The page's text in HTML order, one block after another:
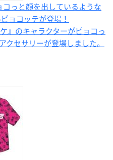
コっと顔を出しているような
ョコッテが登場！
』のキャラクターがピョコっ
クセサリーが登場しました。